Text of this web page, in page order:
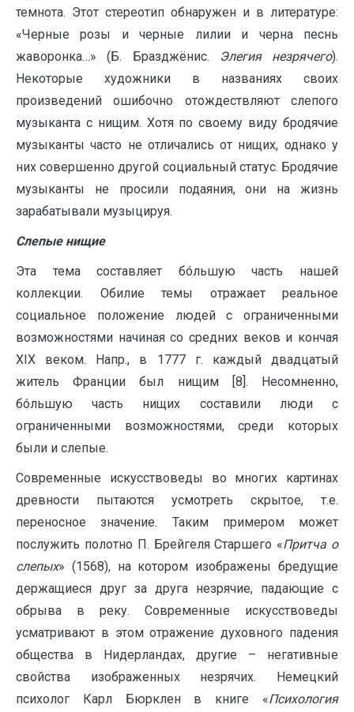
темнота. Этот стереотип обнаружен и в литературе:
«Черные розы и черные лилии и черна песнь
жаворонка…» (Б. Бразджёнис.
Элегия незрячего).
Некоторые художники в названиях своих
произведений ошибочно отождествляют слепого
музыканта с нищим. Хотя по своему виду бродячие
музыканты часто не отличались от нищих, однако у
них совершенно другой социальный статус. Бродячие
музыканты не просили подаяния, они на жизнь
зарабатывали музыцируя.
Слепые нищие
Эта тема составляет бóльшую часть нашей
коллекции. Обилие темы отражает реальное
социальное положение людей с ограниченными
возможностями начиная со средних веков и кончая
XIX веком. Напр., в 1777 г. каждый двадцатый
житель Франции был нищим [8]. Несомненно,
бóльшую часть нищих составили люди с
ограниченными возможностями, среди которых
были и слепые.
Современные искусствоведы во многих картинах
древности пытаются усмотреть скрытое, т.е.
переносное значение. Таким примером может
послужить полотно П. Брейгеля Старшего «Притча о
слепых» (1568), на котором изображены бредущие
держащиеся друг за друга незрячие, падающие с
обрыва в реку. Современные искусствоведы
усматривают в этом отражение духовного падения
общества в Нидерландах, другие – негативные
свойства изображенных незрячих. Немецкий
психолог Карл Бюрклен в книге «Психология